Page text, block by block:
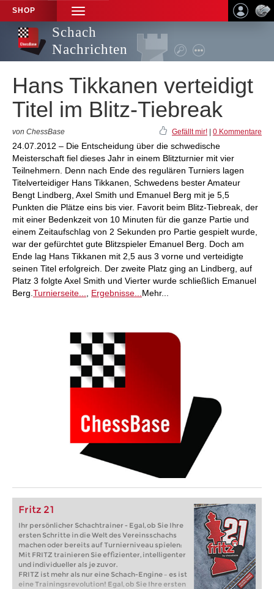
SHOP
TOGGLE
NAVIGATION
Schach
Nachrichten
Hans Tikkanen verteidigt
Titel im Blitz-Tiebreak
von ChessBase Gefällt mir! 0 Kommentare
24.07.2012 – Die Entscheidung über die schwedische
Meisterschaft fiel dieses Jahr in einem Blitzturnier mit vier
Teilnehmern. Denn nach Ende des regulären Turniers lagen
Titelverteidiger Hans Tikkanen, Schwedens bester Amateur
Bengt Lindberg, Axel Smith und Emanuel Berg mit je 5,5
Punkten die Plätze eins bis vier. Favorit beim Blitz-Tiebreak, der
mit einer Bedenkzeit von 10 Minuten für die ganze Partie und
einem Zeitaufschlag von 2 Sekunden pro Partie gespielt wurde,
war der gefürchtet gute Blitzspieler Emanuel Berg. Doch am
Ende lag Hans Tikkanen mit 2,5 aus 3 vorne und verteidigte
seinen Titel erfolgreich. Der zweite Platz ging an Lindberg, auf
Platz 3 folgte Axel Smith und Vierter wurde schließlich Emanuel
Berg. Turnierseite... Ergebnisse... Mehr...
Fritz 21
Ihr persönlicher Schachtrainer - Egal, ob Sie Ihre
ersten Schritte in die Welt des Vereinsschachs
machen oder bereits auf Turnierniveau spielen:
Mit FRITZ trainieren Sie effizienter, intelligenter
und individueller als je zuvor.
FRITZ ist mehr als nur eine Schach-Engine – es ist
eine Trainingsrevolution! Egal, ob Sie Ihre ersten